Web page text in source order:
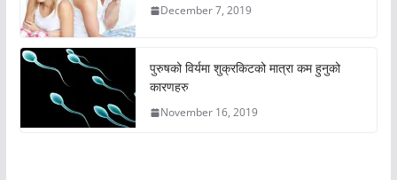
December 7, 2019
पुरुषको विर्यमा शुक्रकिटको मात्रा कम हुनुको
कारणहरु
November 16, 2019